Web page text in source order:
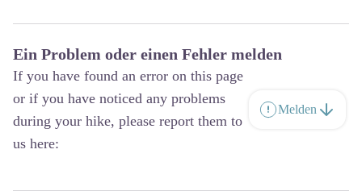
Ein Problem oder einen Fehler melden
If you have found an error on this page
or if you have noticed any problems
during your hike, please report them to
us here:
Melden